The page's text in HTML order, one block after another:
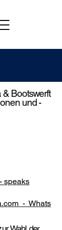
Bootswerft
und -
speaks
- Whats